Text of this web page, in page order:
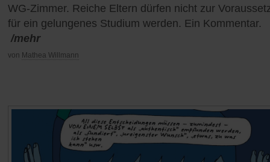
WG-Zimmer. Reiche Eltern dürfen nicht zur
für ein gelungenes Studium werden. Ein Kommentar.
/mehr
von Mathea Willmann